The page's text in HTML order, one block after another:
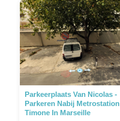
Parkeerplaats Van Nicolas -
Parkeren Nabij Metrostation
Timone In Marseille